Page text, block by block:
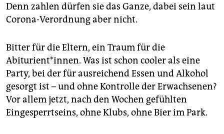
Denn zahlen dürfen sie das Ganze, dabei sein laut
Corona-Verordnung aber nicht.
Bitter für die Eltern, ein Traum für die
Abiturient*innen. Was ist schon cooler als eine
Party, bei der für ausreichend Essen und Alkohol
gesorgt ist – und ohne Kontrolle der Erwachsenen?
Vor allem jetzt, nach den Wochen gefühlten
Eingesperrtseins, ohne Klubs, ohne Bier im Park.